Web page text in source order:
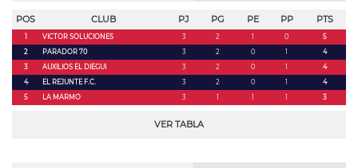
POS CLUB PJ PG PE PP PTS
1 VICTOR SOLUCIONES 3 2 1 0
5
2
PARADOR 70 3 2 0 1
4
3
AUXILIOS EL DIEGUI 3 2 0 1
4
4
EL REJUNTE F.C. 3 2 0 1
4
5
LA MARMO 3 1 1 1 3
VER TABLA